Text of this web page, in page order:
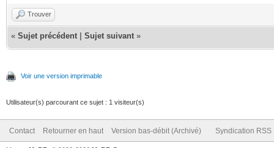
Trouver
« Sujet précédent Sujet suivant »
Voir une version imprimable
Utilisateur(s) parcourant ce sujet : 1 visiteur(s)
Contact Retourner en haut Version bas-débit (Archivé) Syndication RSS